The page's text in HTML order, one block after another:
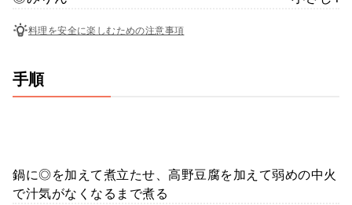
料理を安全に楽しむための注意事項
手順
鍋に◎を加えて煮立たせ、高野豆腐を加えて弱めの中火
で汁気がなくなるまで煮る